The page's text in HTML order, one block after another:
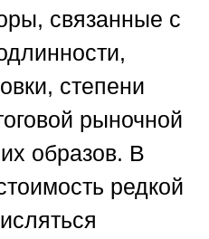
связанные с
степени
рыночной
образов. В
редкой